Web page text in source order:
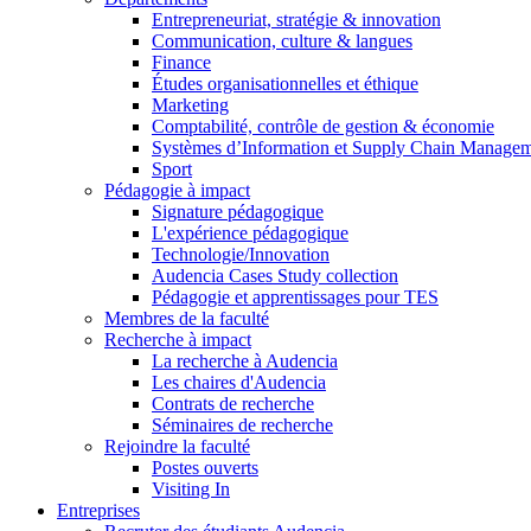
Entrepreneuriat, stratégie & innovation
Communication, culture & langues
Finance
Études organisationnelles et éthique
Marketing
Comptabilité, contrôle de gestion & économie
Systèmes d’Information et Supply Chain
Sport
Pédagogie à impact
Signature pédagogique
L'expérience pédagogique
Technologie/Innovation
Audencia Cases Study collection
Pédagogie et apprentissages pour TES
Membres de la faculté
Recherche à impact
La recherche à Audencia
Les chaires d'Audencia
Contrats de recherche
Séminaires de recherche
Rejoindre la faculté
Postes ouverts
Visiting In
Entreprises